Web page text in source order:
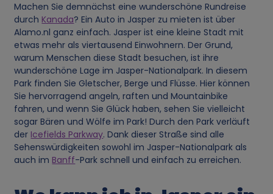
Machen Sie demnächst eine wunderschöne Rundreise
durch Kanada? Ein Auto in Jasper zu mieten ist über
Alamo.nl ganz einfach. Jasper ist eine kleine Stadt mit
etwas mehr als viertausend Einwohnern. Der Grund,
warum Menschen diese Stadt besuchen, ist ihre
wunderschöne Lage im Jasper-Nationalpark. In diesem
Park finden Sie Gletscher, Berge und Flüsse. Hier können
Sie hervorragend angeln, raften und Mountainbike
fahren, und wenn Sie Glück haben, sehen Sie vielleicht
sogar Bären und Wölfe im Park! Durch den Park verläuft
der Icefields Parkway. Dank dieser Straße sind alle
Sehenswürdigkeiten sowohl im Jasper-Nationalpark als
auch im Banff-Park schnell und einfach zu erreichen.